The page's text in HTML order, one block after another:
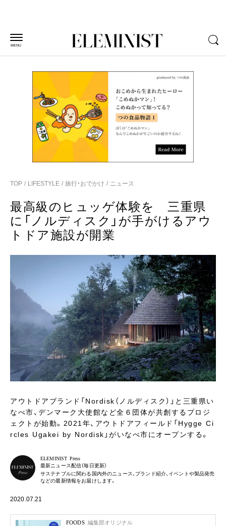
MENU
TOP LIFESTYLE 旅行・おでかけ ニュース
最高級のヒュッゲ体験を 三重県
に「ノルディスク」が手がけるアウ
トドア施設が開業
アウトドアブランド「Nordisk（ノルディスク）」と三重県い
なべ市、デンマーク大使館など全６団体が共創するプロジ
ェクトが始動。2021年、アウトドアフィールド「Hygge Ci
rcles Ugakei by Nordisk」がいなべ市にオープンする。
ELEMINIST Press
最新ニュース配信（毎日更新）
サステナブルに関わる国内外のニュース、ブランド紹介、イベントや製品発売
などの最新情報をお届けします。
2020.07.21
FOODS 編集部オリジナル